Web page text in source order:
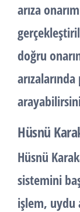
arıza
doğru
Hüsnü
Hüsnü
sistemini
işlem, uydu